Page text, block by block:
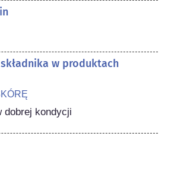
w produktach
dobrej kondycji